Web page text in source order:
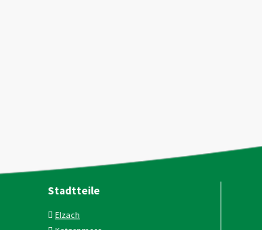
Stadtteile
Elzach